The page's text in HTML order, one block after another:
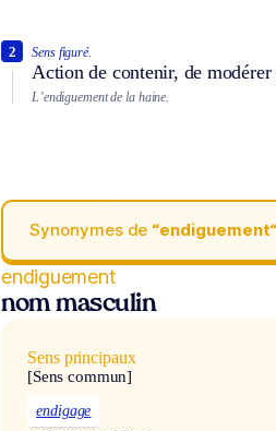
Sens figuré.
Action de contenir, de
2
L’endiguement de la haine.
Synonymes de “endiguement“
endiguement
nom masculin
Sens principaux
[Sens commun]
endigage